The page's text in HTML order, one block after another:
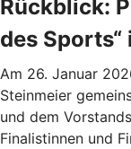
Rückblick:
des
Am 26. Januar
Steinmeier
und dem
Finalistinnen und